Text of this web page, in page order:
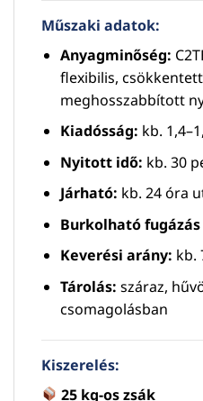
Műszaki adatok:
Anyagminőség:
flexibilis,
meghosszabbított
Kiadósság: kb.
Nyitott idő: kb. 30
Járható: kb. 24 óra
Burkolható
Keverési arány: kb.
Tárolás: száraz,
csomagolásban
Kiszerelés:
25 kg-os zsák